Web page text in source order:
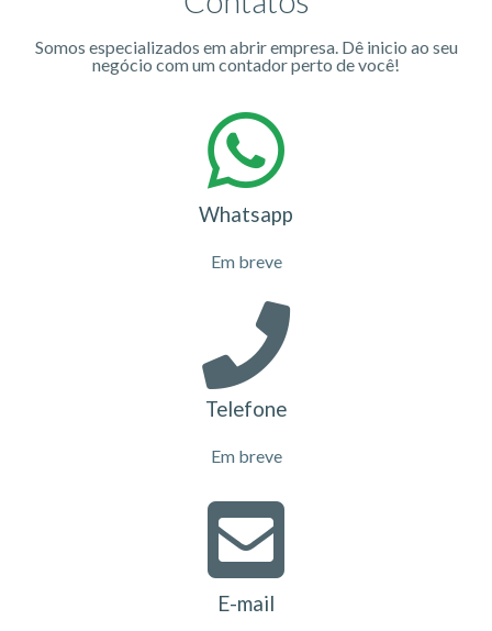
Somos especializados em abrir empresa. Dê inicio ao seu
negócio com um contador perto de você!
Whatsapp
Em breve
Telefone
Em breve
E-mail